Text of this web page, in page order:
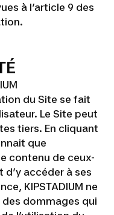
à l’article 9 des
du Site se fait
Le Site peut
tiers. En cliquant
que
contenu de ceux-
accéder à ses
KIPSTADIUM ne
dommages qui